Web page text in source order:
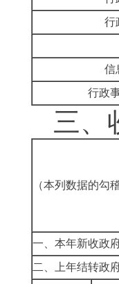
行
信
行政
三、
（本列数据的勾
一、本年新收政
二、上年结转政